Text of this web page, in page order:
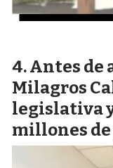
Antes de
Milagros
legislativa y
millones de